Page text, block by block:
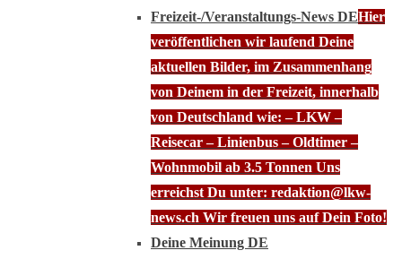
Freizeit-/Veranstaltungs-News DEHier
veröffentlichen wir laufend Deine
aktuellen Bilder, im Zusammenhang
von Deinem in der Freizeit, innerhalb
von Deutschland wie: – LKW –
Reisecar – Linienbus – Oldtimer –
Wohnmobil ab 3.5 Tonnen Uns
erreichst Du unter: redaktion@lkw-
news.ch Wir freuen uns auf Dein Foto!
Deine Meinung DE